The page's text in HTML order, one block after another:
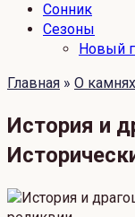
Сонник
Сезоны
Новый
Главная » О камнях
История и